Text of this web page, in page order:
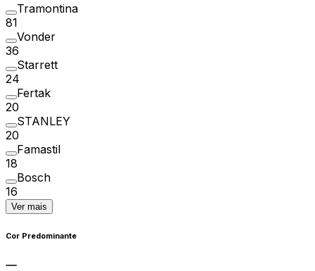
Tramontina
81
Vonder
36
Starrett
24
Fertak
20
STANLEY
20
Famastil
18
Bosch
16
Ver mais
Cor Predominante